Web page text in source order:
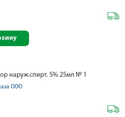
наруж.спирт. 5% 25мл № 1
ООО